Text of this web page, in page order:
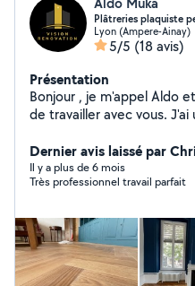
Plâtreries plaquiste
Lyon (Ampere-Ainay)
5/5 (18 avis)
Présentation
Bonjour , je m'appel Aldo
de travailler avec vous.
et aménagement et
pourrais vous aider et
domaines. Hésitez pas a
allovoisins Mon site web www. visionrenovation. fr Merci
Dernier avis laissé par
Il y a plus de 6 mois
Très professionnel travail parfait